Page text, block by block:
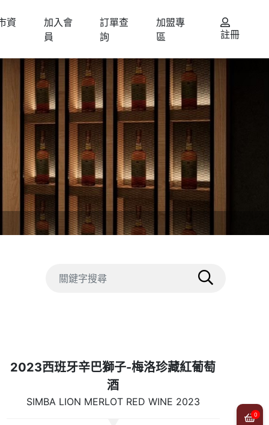
資
加入會
員
訂單查
詢
加盟專
區
註冊
0
2023西班牙辛巴獅子-梅洛珍藏紅葡萄
酒
SIMBA LION MERLOT RED WINE 2023